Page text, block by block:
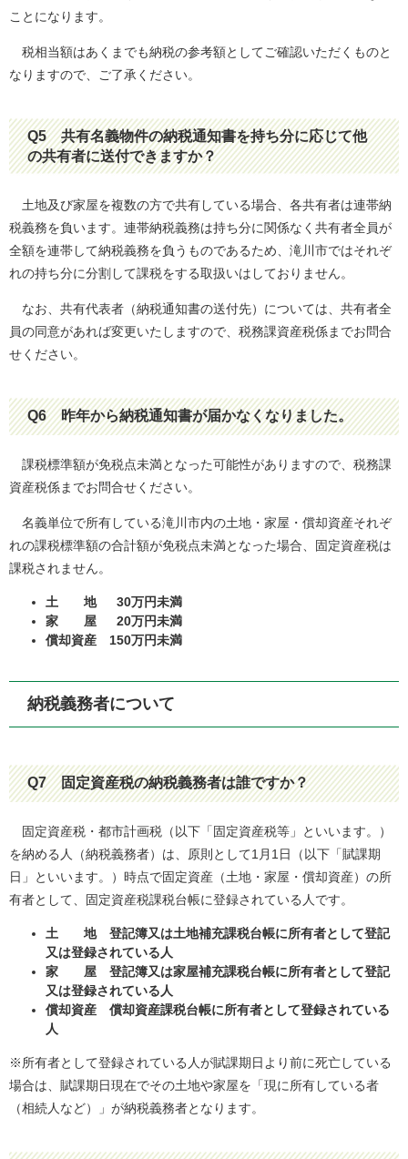
ことになります。
税相当額はあくまでも納税の参考額としてご確認いただくものと
なりますので、ご了承ください。
Q5共有名義物件の納税通知書を持ち分に応じて他
の共有者に送付できますか？
土地及び家屋を複数の方で共有している場合、各共有者は連帯納
税義務を負います。連帯納税義務は持ち分に関係なく共有者全員が
全額を連帯して納税義務を負うものであるため、滝川市ではそれぞ
れの持ち分に分割して課税をする取扱いはしておりません。
なお、共有代表者（納税通知書の送付先）については、共有者全
員の同意があれば変更いたしますので、税務課資産税係までお問合
せください。
Q6昨年から納税通知書が届かなくなりました。
課税標準額が免税点未満となった可能性がありますので、税務課
資産税係までお問合せください。
名義単位で所有している滝川市内の土地・家屋・償却資産それぞ
れの課税標準額の合計額が免税点未満となった場合、固定資産税は
課税されません。
土 地 30万円未満
家 屋 20万円未満
償却資産 150万円未満
納税義務者について
Q7固定資産税の納税義務者は誰ですか？
固定資産税・都市計画税（以下「固定資産税等」といいます。）
を納める人（納税義務者）は、原則として1月1日（以下「賦課期
日」といいます。）時点で固定資産（土地・家屋・償却資産）の所
有者として、固定資産税課税台帳に登録されている人です。
土 地 登記簿又は土地補充課税台帳に所有者として登記
又は登録されている人
家 屋 登記簿又は家屋補充課税台帳に所有者として登記
又は登録されている人
償却資産 償却資産課税台帳に所有者として登録されている
人
※所有者として登録されている人が賦課期日より前に死亡している
場合は、賦課期日現在でその土地や家屋を「現に所有している者
（相続人など）」が納税義務者となります。